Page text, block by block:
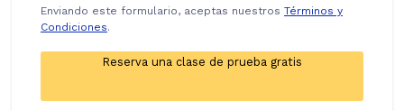
Enviando este formulario, aceptas nuestros Términos y
Condiciones.